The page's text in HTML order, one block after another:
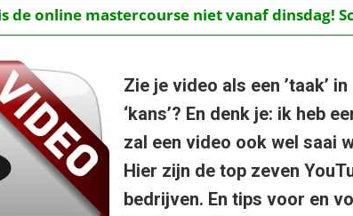
de online mastercourse niet vanaf dinsdag!
Zie je video als een ’taak’
‘kans’? En denk je: ik heb
zal een video ook wel saai
Hier zijn de top zeven
bedrijven. En tips voor en